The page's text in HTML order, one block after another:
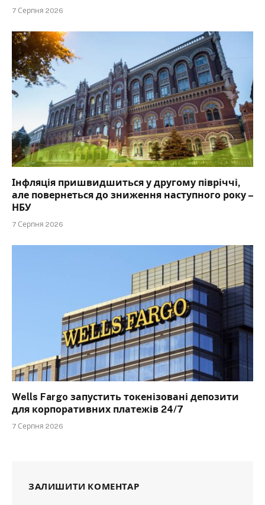
7 Серпня 2026
Інфляція пришвидшиться у другому півріччі,
але повернеться до зниження наступного року –
НБУ
7 Серпня 2026
Wells Fargo запустить токенізовані депозити
для корпоративних платежів 24/7
7 Серпня 2026
ЗАЛИШИТИ КОМЕНТАР